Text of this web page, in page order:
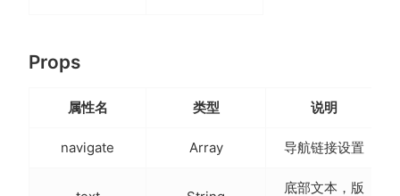
Props
属性名 类型 说明
navigate Array 导航链接设置
底部文本，版